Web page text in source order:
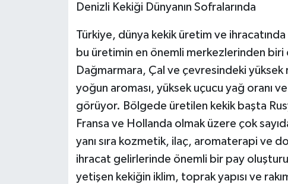
Denizli Kekiği Dünyanın Sofralarında
Türkiye, dünya kekik üretim ve
bu üretimin en önemli merkezlerinden biri
Dağmarmara, Çal ve çevresindeki
yoğun aroması, yüksek uçucu yağ oranı
görüyor. Bölgede üretilen kekik başta
Fransa ve Hollanda olmak üzere çok
yanı sıra kozmetik, ilaç, aromaterapi ve
ihracat gelirlerinde önemli bir pay
yetişen kekiğin iklim, toprak yapısı ve